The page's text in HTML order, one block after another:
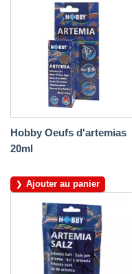
Hobby Oeufs d'artemias
20ml
Ajouter au panier